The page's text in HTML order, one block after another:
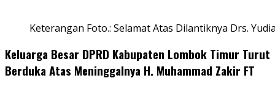
Keterangan Foto.: Selamat Atas Dilantiknya Drs.
Keluarga Besar DPRD Kabupaten Lombok Timur Turut
Berduka Atas Meninggalnya H. Muhammad Zakir FT